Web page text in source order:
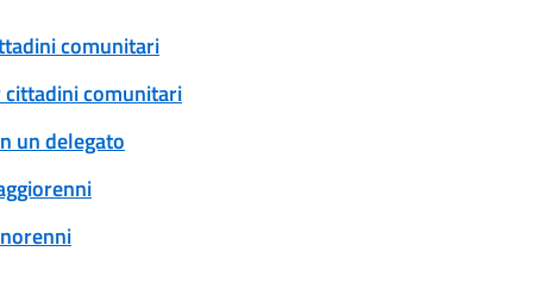
comunitari
cittadini comunitari
un delegato